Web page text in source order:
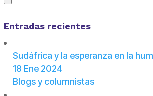
Entradas recientes
Sudáfrica y la esperanza en la
18 Ene 2024
Blogs y columnistas